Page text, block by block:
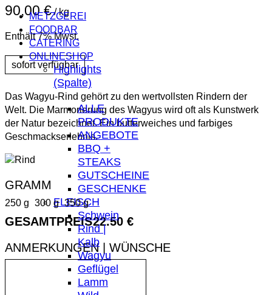
Menu
METZGEREI
FOODBAR
CATERING
ONLINESHOP
Highlights
(Spalte)
ALLE
PRODUKTE
ANGEBOTE
BBQ +
STEAKS
GUTSCHEINE
GESCHENKE
FLEISCH
Schwein
Rind |
Kalb
Wagyu
Geflügel
Lamm
90,00€/ kg
Enthält 7% Mwst.
Das Wagyu-Rind gehört zu den wertvollsten Rindern der
Welt. Die Marmorierung des Wagyus wird oft als Kunstwerk
der Natur bezeichnet. Ein butterweiches und farbiges
Geschmackserlebnis.
250 g 300 g 350 g
GESAMTPREIS22.50 €
ANMERKUNGEN | WÜNSCHE